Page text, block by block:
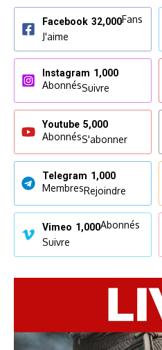
Facebook 32,000Fans
J'aime
Instagram 1,000
AbonnésSuivre
Youtube 5,000
AbonnésS'abonner
Telegram 1,000
MembresRejoindre
Vimeo 1,000Abonnés
Suivre